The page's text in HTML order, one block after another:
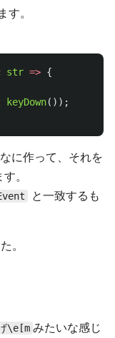
。
str => {
keyDown());
に作って、それを
。
と一致するも
。
\e[m みたいな感じ